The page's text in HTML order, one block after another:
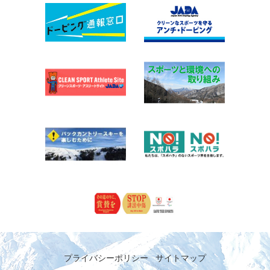
プライバシーポリシー サイトマップ